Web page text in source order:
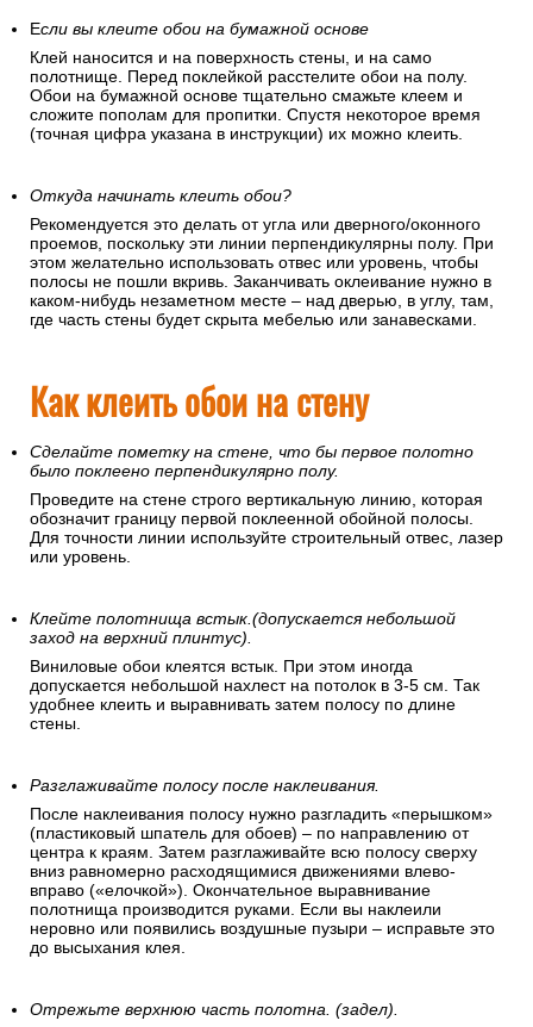
Если вы клеите обои на бумажной основе
Клей наносится и на поверхность стены, и на само
полотнище. Перед поклейкой расстелите обои на полу.
Обои на бумажной основе тщательно смажьте клеем и
сложите пополам для пропитки. Спустя некоторое время
(точная цифра указана в инструкции) их можно клеить.
Откуда начинать клеить обои?
Рекомендуется это делать от угла или дверного/оконного
проемов, поскольку эти линии перпендикулярны полу. При
этом желательно использовать отвес или уровень, чтобы
полосы не пошли вкривь. Заканчивать оклеивание нужно в
каком-нибудь незаметном месте – над дверью, в углу, там,
где часть стены будет скрыта мебелью или занавесками.
Как клеить обои на стену
Сделайте пометку на стене, что бы первое полотно
было поклеено перпендикулярно полу.
Проведите на стене строго вертикальную линию, которая
обозначит границу первой поклеенной обойной полосы.
Для точности линии используйте строительный отвес, лазер
или уровень.
Клейте полотнища встык.(допускается небольшой
заход на верхний плинтус).
Виниловые обои клеятся встык. При этом иногда
допускается небольшой нахлест на потолок в 3-5 см. Так
удобнее клеить и выравнивать затем полосу по длине
стены.
Разглаживайте полосу после наклеивания.
После наклеивания полосу нужно разгладить «перышком»
(пластиковый шпатель для обоев) – по направлению от
центра к краям. Затем разглаживайте всю полосу сверху
вниз равномерно расходящимися движениями влево-
вправо («елочкой»). Окончательное выравнивание
полотнища производится руками. Если вы наклеили
неровно или появились воздушные пузыри – исправьте это
до высыхания клея.
Отрежьте верхнюю часть полотна. (задел).